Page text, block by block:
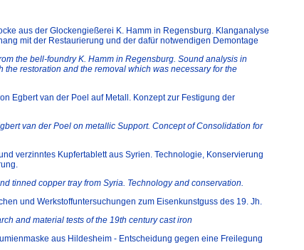
aus der Glockengießerei K. Hamm in Regensburg. Klanganalyse
mit der Restaurierung und der dafür notwendigen Demontage
the bell-foundry K. Hamm in Regensburg. Sound analysis in
the restoration and the removal which was necessary for the
Egbert van der Poel auf Metall. Konzept zur Festigung der
van der Poel on metallic Support. Concept of Consolidation for
verzinntes Kupfertablett aus Syrien. Technologie, Konservierung
tinned copper tray from Syria. Technology and conservation.
und Werkstoffuntersuchungen zum Eisenkunstguss des 19. Jh.
and material tests of the 19th century cast iron
aus Hildesheim - Entscheidung gegen eine Freilegung